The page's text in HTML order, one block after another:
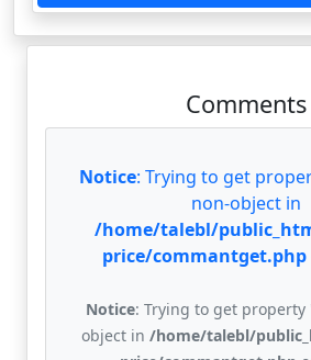
Comments
Notice: Trying to get
non-object in
/home/talebl/
price/commantget.php
Notice: Trying to get property
object in /home/talebl/